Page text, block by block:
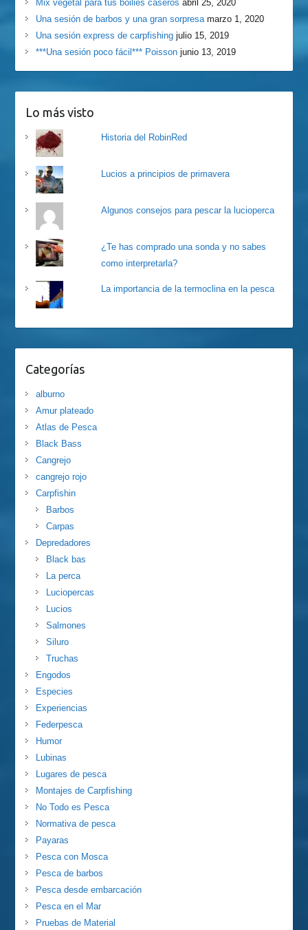
Mix vegetal para tus boilies caseros abril 25, 2020
Una sesión de barbos y una gran sorpresa marzo 1, 2020
Una sesión express de carpfishing julio 15, 2019
***Una sesión poco fácil*** Poisson junio 13, 2019
Lo más visto
Historia del RobinRed
Lucios a principios de primavera
Algunos consejos para pescar la lucioperca
¿Te has comprado una sonda y no sabes
como interpretarla?
La importancia de la termoclina en la pesca
Categorías
alburno
Amur plateado
Atlas de Pesca
Black Bass
Cangrejo
cangrejo rojo
Carpfishin
Barbos
Carpas
Depredadores
Black bas
La perca
Luciopercas
Lucios
Salmones
Siluro
Truchas
Engodos
Especies
Experiencias
Federpesca
Humor
Lubinas
Lugares de pesca
Montajes de Carpfishing
No Todo es Pesca
Normativa de pesca
Payaras
Pesca con Mosca
Pesca de barbos
Pesca desde embarcación
Pesca en el Mar
Pruebas de Material